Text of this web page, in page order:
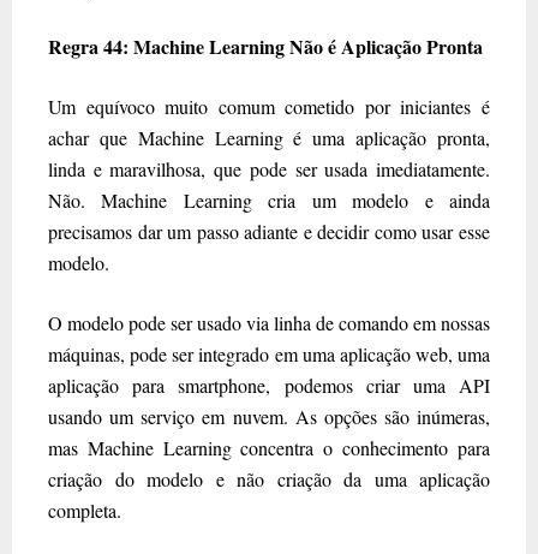
Regra 44: Machine Learning Não é Aplicação Pronta
Um equívoco muito comum cometido por iniciantes é
achar que Machine Learning é uma aplicação pronta,
linda e maravilhosa, que pode ser usada imediatamente.
Não. Machine Learning cria um modelo e ainda
precisamos dar um passo adiante e decidir como usar esse
modelo.
O modelo pode ser usado via linha de comando em nossas
máquinas, pode ser integrado em uma aplicação web, uma
aplicação para smartphone, podemos criar uma API
usando um serviço em nuvem. As opções são inúmeras,
mas Machine Learning concentra o conhecimento para
criação do modelo e não criação da uma aplicação
completa.